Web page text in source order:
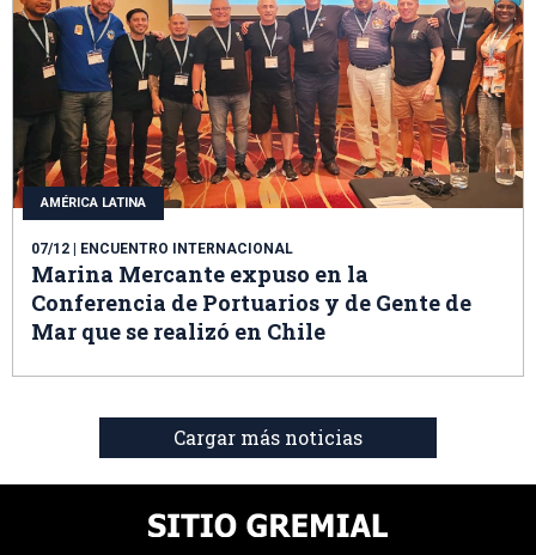
AMÉRICA LATINA
07/12 | ENCUENTRO INTERNACIONAL
Marina Mercante expuso en la
Conferencia de Portuarios y de Gente de
Mar que se realizó en Chile
Cargar más noticias